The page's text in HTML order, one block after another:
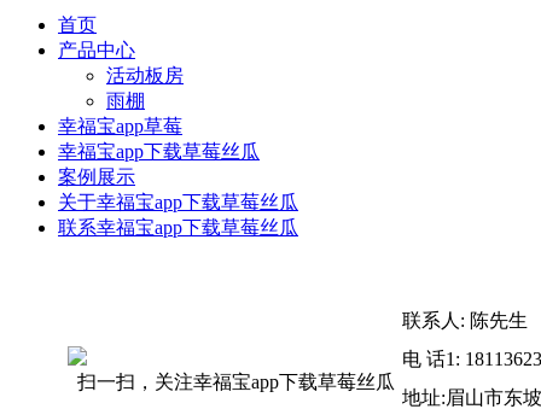
首页
产品中心
活动板房
雨棚
幸福宝app草莓
幸福宝app下载草莓丝瓜
案例展示
关于幸福宝app下载草莓丝瓜
联系幸福宝app下载草莓丝瓜
扫一扫，关注幸福宝app下载草莓丝瓜
联系人: 陈先生
电 话1:
地址:眉山市东